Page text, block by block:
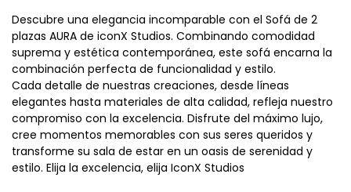
Descubre una elegancia incomparable con el Sofá de 2
plazas AURA de iconX Studios. Combinando comodidad
suprema y estética contemporánea, este sofá encarna la
combinación perfecta de funcionalidad y estilo.
Cada detalle de nuestras creaciones, desde líneas
elegantes hasta materiales de alta calidad, refleja nuestro
compromiso con la excelencia. Disfrute del máximo lujo,
cree momentos memorables con sus seres queridos y
transforme su sala de estar en un oasis de serenidad y
estilo. Elija la excelencia, elija IconX Studios